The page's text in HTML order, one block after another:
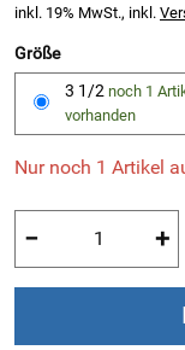
inkl. 19% MwSt., inkl.
Größe
3 1/2 noch 1
vorhanden
Nur noch 1 Artikel
− +